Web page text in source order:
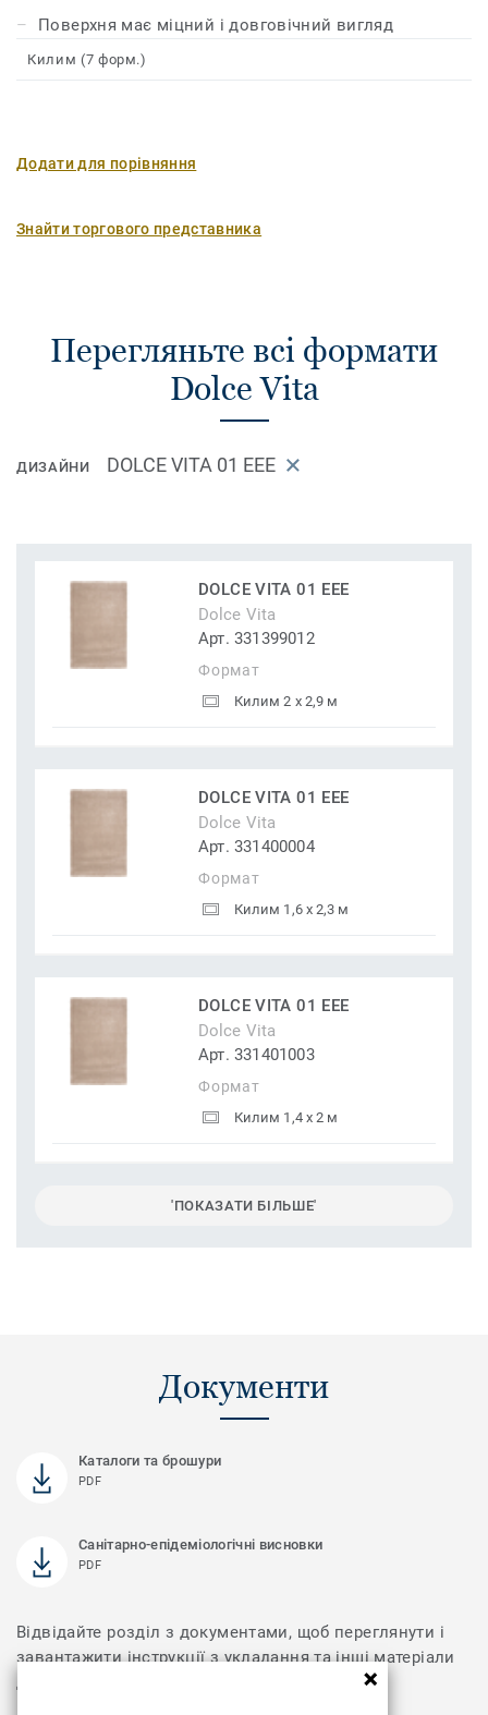
Поверхня має міцний і довговічний вигляд
Килим (7 форм.)
Додати для порівняння
Знайти торгового представника
Перегляньте всі формати
Dolce Vita
ДИЗАЙНИ DOLCE VITA 01 EEE
DOLCE VITA 01 EEE
Dolce Vita
Арт. 331399012
Формат
Килим 2 x 2,9 м
DOLCE VITA 01 EEE
Dolce Vita
Арт. 331400004
Формат
Килим 1,6 x 2,3 м
DOLCE VITA 01 EEE
Dolce Vita
Арт. 331401003
Формат
Килим 1,4 x 2 м
'ПОКАЗАТИ БІЛЬШЕ'
Документи
Каталоги та брошури
PDF
Санітарно-епідеміологічні висновки
PDF
Відвідайте розділ з документами, щоб переглянути і
завантажити інструкції з укладання та інші матеріали
для колекції Dolce Vita